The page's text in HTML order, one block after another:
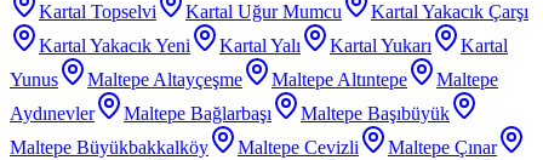
Kartal Topselvi
Kartal Uğur Mumcu
Kartal Yakacık Çarşı
Kartal Yakacık Yeni
Kartal Yalı Kartal Yukarı
Kartal
Yunus
Maltepe Altayçeşme Maltepe Altıntepe
Maltepe
Aydınevler
Maltepe Bağlarbaşı
Maltepe Başıbüyük
Maltepe Büyükbakkalköy
Maltepe Cevizli
Maltepe Çınar